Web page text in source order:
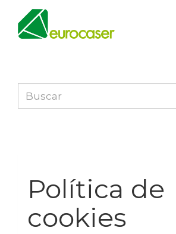
Política de
cookies